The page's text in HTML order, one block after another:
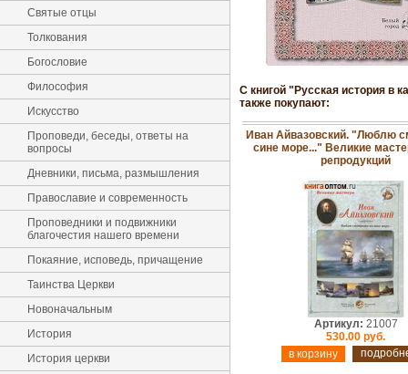
Святые отцы
Толкования
Богословие
Философия
Искусство
Проповеди, беседы, ответы на
вопросы
Дневники, письма, размышления
Православие и современность
Проповедники и подвижники
благочестия нашего времени
Покаяние, исповедь, причащение
Таинства Церкви
Новоначальным
История
История церкви
С книгой "Русская история в
также покупают:
Иван Айвазовский. "Люблю
сине море..." Великие
репродукций
Артикул: 21007
530.00 руб.